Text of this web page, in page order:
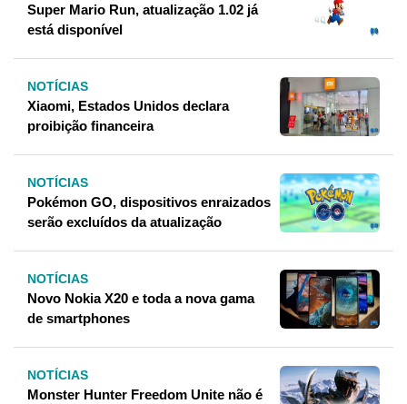
Super Mario Run, atualização 1.02 já
está disponível
NOTÍCIAS
Xiaomi, Estados Unidos declara
proibição financeira
NOTÍCIAS
Pokémon GO, dispositivos enraizados
serão excluídos da atualização
NOTÍCIAS
Novo Nokia X20 e toda a nova gama
de smartphones
NOTÍCIAS
Monster Hunter Freedom Unite não é